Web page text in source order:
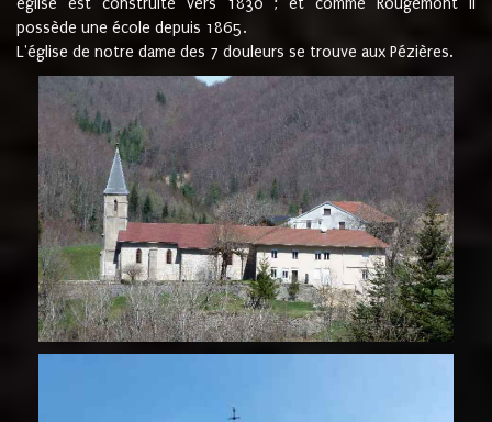
possède une école depuis 1865.
L'église de notre dame des 7 douleurs se trouve aux Pézières.